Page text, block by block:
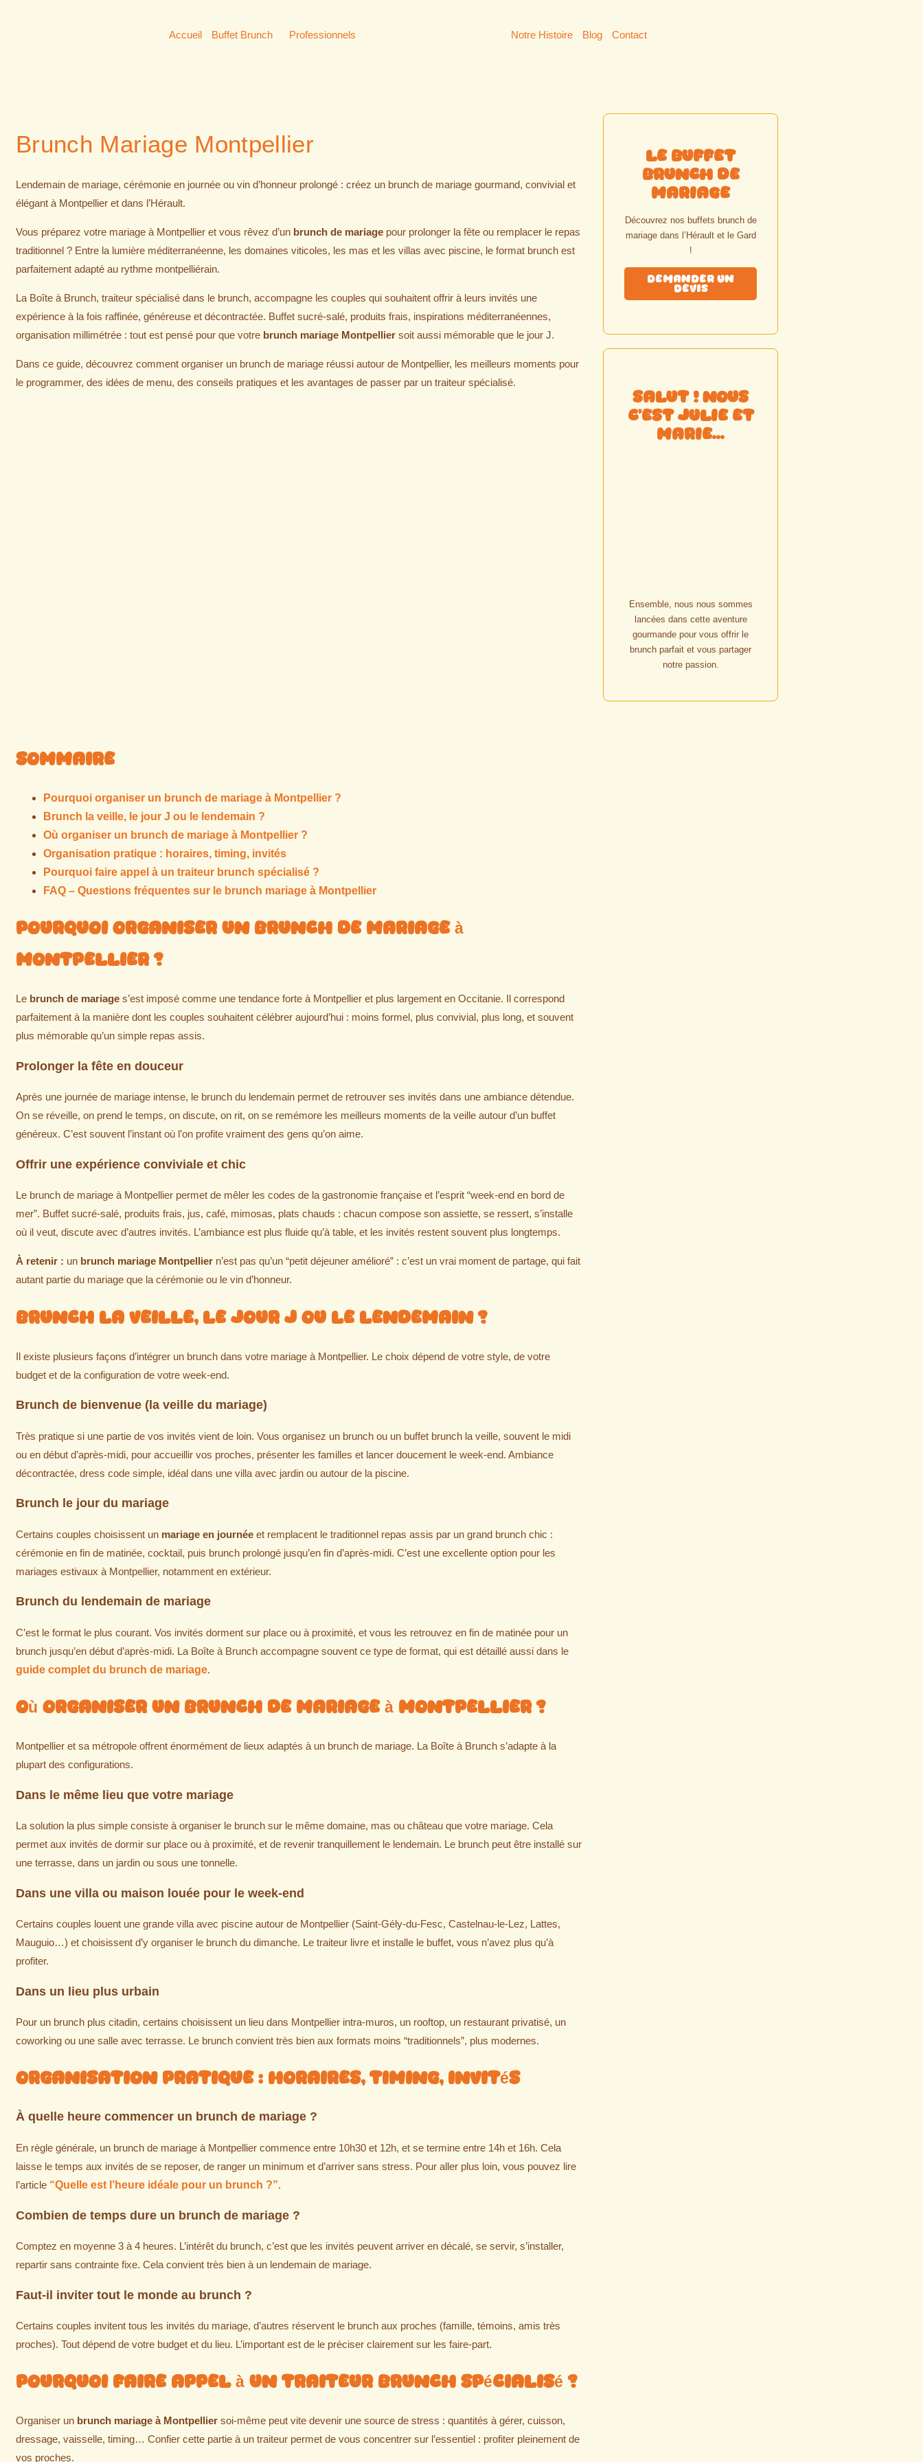
Accueil Buffet Brunch Professionnels Notre Histoire Blog Contact
Brunch Mariage Montpellier
Lendemain de mariage, cérémonie en journée ou vin d’honneur prolongé : créez un brunch de mariage gourmand, convivial et
élégant à Montpellier et dans l’Hérault.
Vous préparez votre mariage à Montpellier et vous rêvez d’un brunch de mariage pour prolonger la fête ou remplacer le repas
traditionnel ? Entre la lumière méditerranéenne, les domaines viticoles, les mas et les villas avec piscine, le format brunch est
parfaitement adapté au rythme montpelliérain.
La Boîte à Brunch, traiteur spécialisé dans le brunch, accompagne les couples qui souhaitent offrir à leurs invités une
expérience à la fois raffinée, généreuse et décontractée. Buffet sucré-salé, produits frais, inspirations méditerranéennes,
organisation millimétrée : tout est pensé pour que votre brunch mariage Montpellier soit aussi mémorable que le jour J.
Dans ce guide, découvrez comment organiser un brunch de mariage réussi autour de Montpellier, les meilleurs moments pour
le programmer, des idées de menu, des conseils pratiques et les avantages de passer par un traiteur spécialisé.
Sommaire
Pourquoi organiser un brunch de mariage à Montpellier ?
Brunch la veille, le jour J ou le lendemain ?
Où organiser un brunch de mariage à Montpellier ?
Organisation pratique : horaires, timing, invités
Pourquoi faire appel à un traiteur brunch spécialisé ?
FAQ – Questions fréquentes sur le brunch mariage à Montpellier
Pourquoi organiser un brunch de mariage à
Montpellier ?
Le brunch de mariage s’est imposé comme une tendance forte à Montpellier et plus largement en Occitanie. Il correspond
parfaitement à la manière dont les couples souhaitent célébrer aujourd’hui : moins formel, plus convivial, plus long, et souvent
plus mémorable qu’un simple repas assis.
Prolonger la fête en douceur
Après une journée de mariage intense, le brunch du lendemain permet de retrouver ses invités dans une ambiance détendue.
On se réveille, on prend le temps, on discute, on rit, on se remémore les meilleurs moments de la veille autour d’un buffet
généreux. C’est souvent l’instant où l’on profite vraiment des gens qu’on aime.
Offrir une expérience conviviale et chic
Le brunch de mariage à Montpellier permet de mêler les codes de la gastronomie française et l’esprit “week-end en bord de
mer”. Buffet sucré-salé, produits frais, jus, café, mimosas, plats chauds : chacun compose son assiette, se ressert, s’installe
où il veut, discute avec d’autres invités. L’ambiance est plus fluide qu’à table, et les invités restent souvent plus longtemps.
À retenir : un brunch mariage Montpellier n’est pas qu’un “petit déjeuner amélioré” : c’est un vrai moment de partage, qui fait
autant partie du mariage que la cérémonie ou le vin d’honneur.
Brunch la veille, le jour J ou le lendemain ?
Il existe plusieurs façons d’intégrer un brunch dans votre mariage à Montpellier. Le choix dépend de votre style, de votre
budget et de la configuration de votre week-end.
Brunch de bienvenue (la veille du mariage)
Très pratique si une partie de vos invités vient de loin. Vous organisez un brunch ou un buffet brunch la veille, souvent le midi
ou en début d’après-midi, pour accueillir vos proches, présenter les familles et lancer doucement le week-end. Ambiance
décontractée, dress code simple, idéal dans une villa avec jardin ou autour de la piscine.
Brunch le jour du mariage
Certains couples choisissent un mariage en journée et remplacent le traditionnel repas assis par un grand brunch chic :
cérémonie en fin de matinée, cocktail, puis brunch prolongé jusqu’en fin d’après-midi. C’est une excellente option pour les
mariages estivaux à Montpellier, notamment en extérieur.
Brunch du lendemain de mariage
C’est le format le plus courant. Vos invités dorment sur place ou à proximité, et vous les retrouvez en fin de matinée pour un
brunch jusqu’en début d’après-midi. La Boîte à Brunch accompagne souvent ce type de format, qui est détaillé aussi dans le
guide complet du brunch de mariage.
Où organiser un brunch de mariage à Montpellier ?
Montpellier et sa métropole offrent énormément de lieux adaptés à un brunch de mariage. La Boîte à Brunch s’adapte à la
plupart des configurations.
Dans le même lieu que votre mariage
La solution la plus simple consiste à organiser le brunch sur le même domaine, mas ou château que votre mariage. Cela
permet aux invités de dormir sur place ou à proximité, et de revenir tranquillement le lendemain. Le brunch peut être installé sur
une terrasse, dans un jardin ou sous une tonnelle.
Dans une villa ou maison louée pour le week-end
Certains couples louent une grande villa avec piscine autour de Montpellier (Saint-Gély-du-Fesc, Castelnau-le-Lez, Lattes,
Mauguio…) et choisissent d’y organiser le brunch du dimanche. Le traiteur livre et installe le buffet, vous n’avez plus qu’à
profiter.
Dans un lieu plus urbain
Pour un brunch plus citadin, certains choisissent un lieu dans Montpellier intra-muros, un rooftop, un restaurant privatisé, un
coworking ou une salle avec terrasse. Le brunch convient très bien aux formats moins “traditionnels”, plus modernes.
Organisation pratique : horaires, timing, invités
À quelle heure commencer un brunch de mariage ?
En règle générale, un brunch de mariage à Montpellier commence entre 10h30 et 12h, et se termine entre 14h et 16h. Cela
laisse le temps aux invités de se reposer, de ranger un minimum et d’arriver sans stress. Pour aller plus loin, vous pouvez lire
l’article “Quelle est l’heure idéale pour un brunch ?”.
Combien de temps dure un brunch de mariage ?
Comptez en moyenne 3 à 4 heures. L’intérêt du brunch, c’est que les invités peuvent arriver en décalé, se servir, s’installer,
repartir sans contrainte fixe. Cela convient très bien à un lendemain de mariage.
Faut-il inviter tout le monde au brunch ?
Certains couples invitent tous les invités du mariage, d’autres réservent le brunch aux proches (famille, témoins, amis très
proches). Tout dépend de votre budget et du lieu. L’important est de le préciser clairement sur les faire-part.
Pourquoi faire appel à un traiteur brunch spécialisé ?
Organiser un brunch mariage à Montpellier soi-même peut vite devenir une source de stress : quantités à gérer, cuisson,
dressage, vaisselle, timing… Confier cette partie à un traiteur permet de vous concentrer sur l’essentiel : profiter pleinement de
vos proches.
Le Buffet
Brunch de
Mariage
Découvrez nos buffets brunch de
mariage dans l’Hérault et le Gard
!
Demander un
Devis
Salut ! Nous
c'est Julie et
Marie...
Ensemble, nous nous sommes
lancées dans cette aventure
gourmande pour vous offrir le
brunch parfait et vous partager
notre passion.